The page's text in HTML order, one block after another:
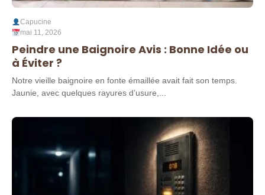
Capucine
mai 11, 2026
Peindre une Baignoire Avis : Bonne Idée ou
à Éviter ?
Notre vieille baignoire en fonte émaillée avait fait son temps.
Jaunie, avec quelques rayures d’usure,...